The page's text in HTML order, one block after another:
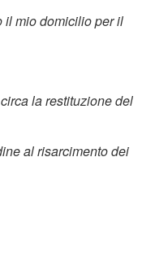
il mio domicilio per il
la restituzione del
al risarcimento dei